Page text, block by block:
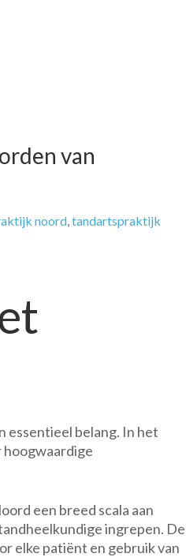
van
noord,tandartspraktijk
essentieel belang. In het
hoogwaardige
een breed scala aan
ingrepen. De
elke patiënt en gebruik van